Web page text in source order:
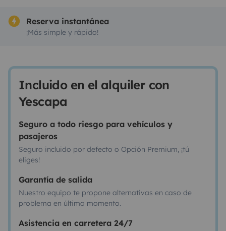
Reserva instantánea
¡Más simple y rápido!
Incluido en el alquiler con
Yescapa
Seguro a todo riesgo para vehículos y
pasajeros
Seguro incluido por defecto o Opción Premium, ¡tú
eliges!
Garantía de salida
Nuestro equipo te propone alternativas en caso de
problema en último momento.
Asistencia en carretera 24/7